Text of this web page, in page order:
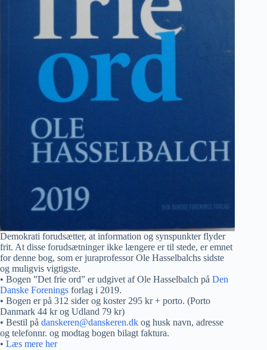
Demokrati forudsætter, at information og synspunkter flyder
frit. At disse forudsætninger ikke længere er til stede, er emnet
for denne bog, som er juraprofessor Ole Hasselbalchs sidste
og muligvis vigtigste.
• Bogen ”Det frie ord” er udgivet af Ole Hasselbalch på Den
Danske Forenings forlag i 2019.
• Bogen er på 312 sider og koster 295 kr + porto. (Porto
Danmark 44 kr og Udland 79 kr)
• Bestil på danskeren@danskeren.dk og husk navn, adresse
og telefonnr. og modtag bogen bilagt faktura.
• Læs mere her